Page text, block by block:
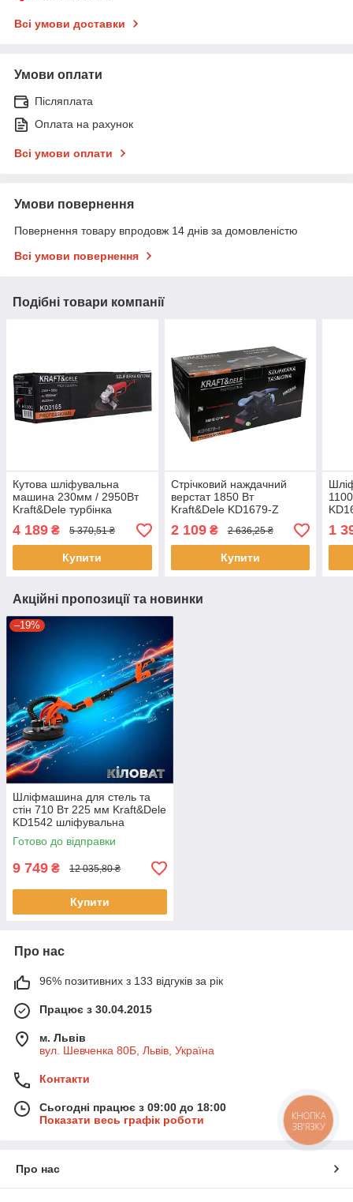
Всі умови доставки
Умови оплати
Післяплата
Оплата на рахунок
Всі умови оплати
Умови повернення
Повернення товару впродовж 14 днів за домовленістю
Всі умови повернення
Подібні товари компанії
Кутова шліфувальна
машина 230мм / 2950Вт
Kraft&Dele турбінка
болгарка
4 189 ₴ 5 370,51 ₴
Купити
Стрічковий наждачний
верстат 1850 Вт
Kraft&Dele KD1679-Z
стрічкова шліфувальна
машина по металу
2 109₴ 2 636,25 ₴
Купити
1
Акційні пропозиції та новинки
–19%
Шліфмашина для стель та
стін 710 Вт 225 мм Kraft&Dele
KD1542 шліфувальна
машина жираф для ремонту
шліфмашини з насадками
Готово до відправки
9 749 ₴ 12 035,80 ₴
Купити
Про нас
96% позитивних з 133 відгуків за рік
Працює з 30.04.2015
м. Львів
вул. Шевченка 80Б, Львів, Україна
Контакти
Сьогодні працює з 09:00 до 18:00
Показати весь графік роботи
Про нас
КНОПКА
ЗВ'ЯЗКУ